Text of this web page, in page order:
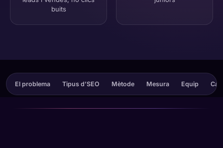
buits
El problema Tipus d’SEO Mètode Mesura Equip